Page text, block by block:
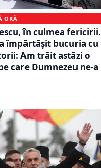
ORĂ
în culmea fericirii.
împărtășit bucuria cu
Am trăit astăzi o
care Dumnezeu ne-a